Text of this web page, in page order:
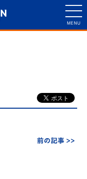
前の記事 >>